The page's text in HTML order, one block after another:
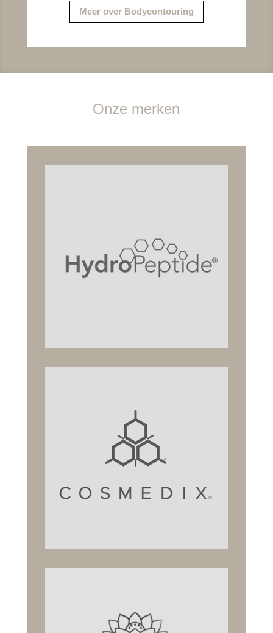
Meer over Bodycontouring
Onze merken